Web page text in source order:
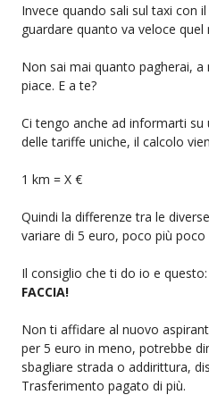
Invece quando sali sul taxi con
guardare quanto va veloce quel
Non sai mai quanto pagherai,
piace. E a te?
Ci tengo anche ad informarti
delle tariffe uniche, il calcolo
1 km = X €
Quindi la differenze tra le
variare di 5 euro, poco più poco
Il consiglio che ti do io e questo:
FACCIA!
Non ti affidare al nuovo
per 5 euro in meno, potrebbe
sbagliare strada o addirittura,
Trasferimento pagato di più.